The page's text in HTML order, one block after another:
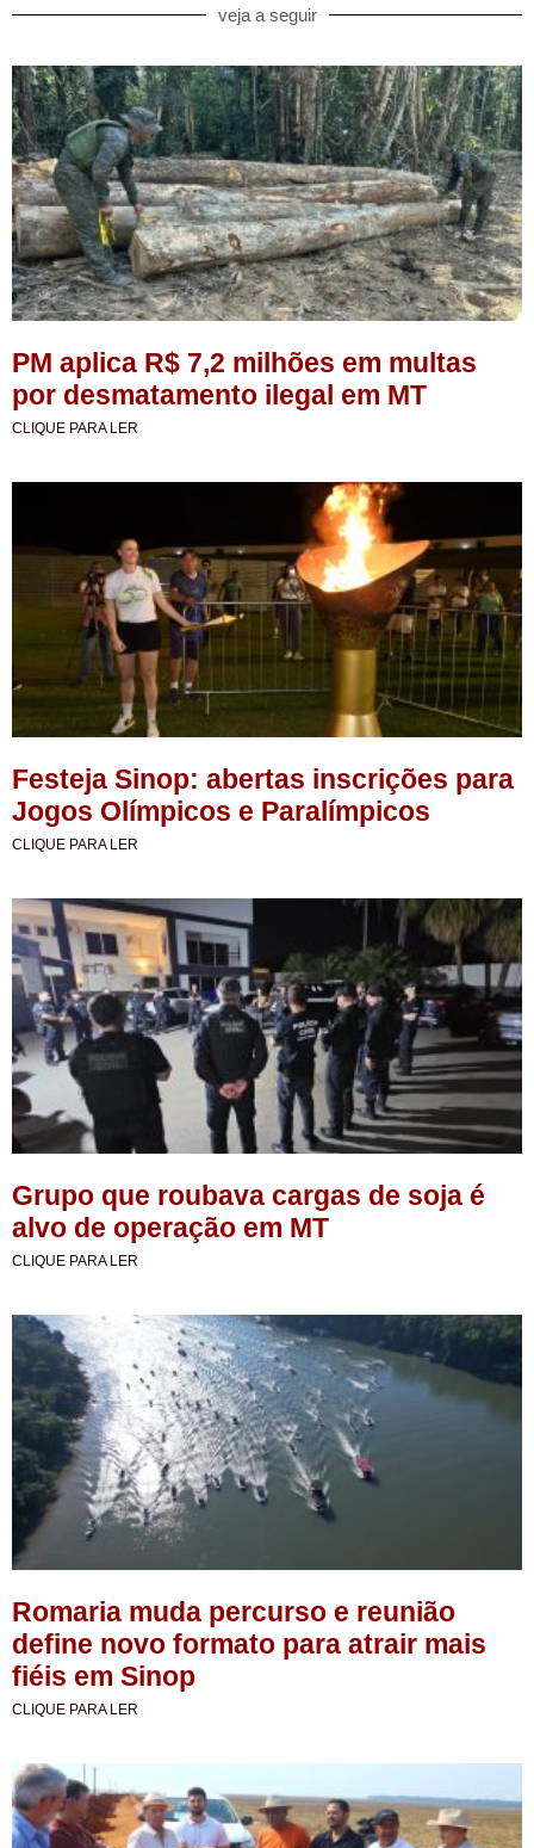
veja a seguir
PM aplica R$ 7,2 milhões em multas
por desmatamento ilegal em MT
CLIQUE PARA LER
Festeja Sinop: abertas inscrições para
Jogos Olímpicos e Paralímpicos
CLIQUE PARA LER
Grupo que roubava cargas de soja é
alvo de operação em MT
CLIQUE PARA LER
Romaria muda percurso e reunião
define novo formato para atrair mais
fiéis em Sinop
CLIQUE PARA LER